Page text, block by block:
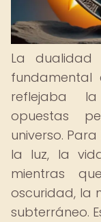
La dualidad
reflejaba
opuestas
universo.
la luz, la
mientras
oscuridad, la
subterráneo.